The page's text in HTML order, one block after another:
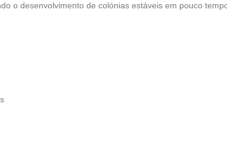
o desenvolvimento de colónias estáveis em pouco